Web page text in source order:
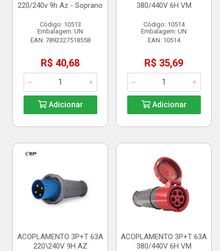
220/240v 9h Az - Soprano
Código: 10513
Embalagem: UN
EAN: 7892327518558
R$ 40,68
Adicionar
380/440V 6H VM
Código: 10514
Embalagem: UN
EAN: 10514
R$ 35,69
Adicionar
ACOPLAMENTO 3P+T 63A
220\240V 9H AZ
ACOPLAMENTO 3P+T 63A
380/440V 6H VM